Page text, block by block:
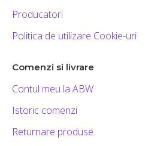
Producatori
Politica de utilizare Cookie-uri
Comenzi si livrare
Contul meu la ABW
Istoric comenzi
Returnare produse